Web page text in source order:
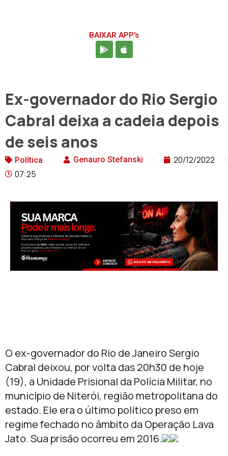
BAIXAR APP's
Ex-governador do Rio Sergio
Cabral deixa a cadeia depois
de seis anos
Política Genauro Stefanski
20/12/2022
07:25
O ex-governador do Rio de Janeiro Sergio
Cabral deixou, por volta das 20h30 de hoje
(19), a Unidade Prisional da Polícia Militar, no
município de Niterói, região metropolitana do
estado. Ele era o último político preso em
regime fechado no âmbito da Operação Lava
Jato. Sua prisão ocorreu em 2016.